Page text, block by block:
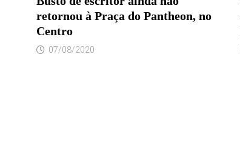
retornou à Praça do Pantheon, no
Centro
07/08/2020